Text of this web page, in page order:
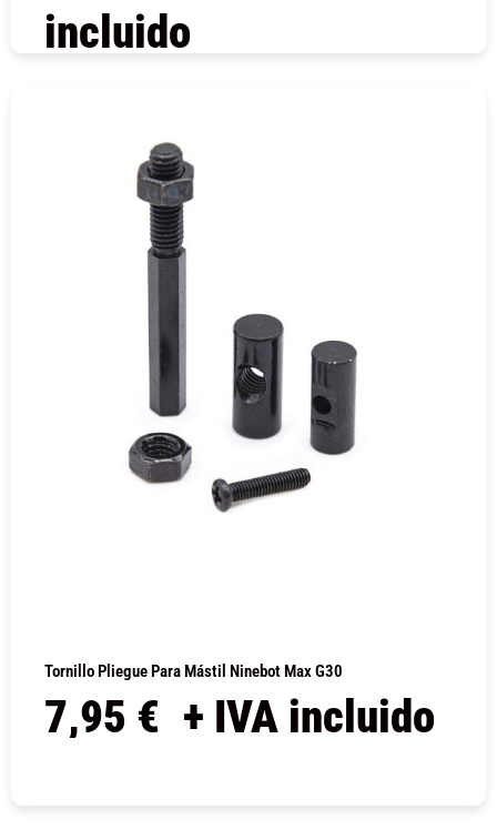
incluido
Tornillo Pliegue Para Mástil Ninebot Max G30
7,95 € + IVA incluido